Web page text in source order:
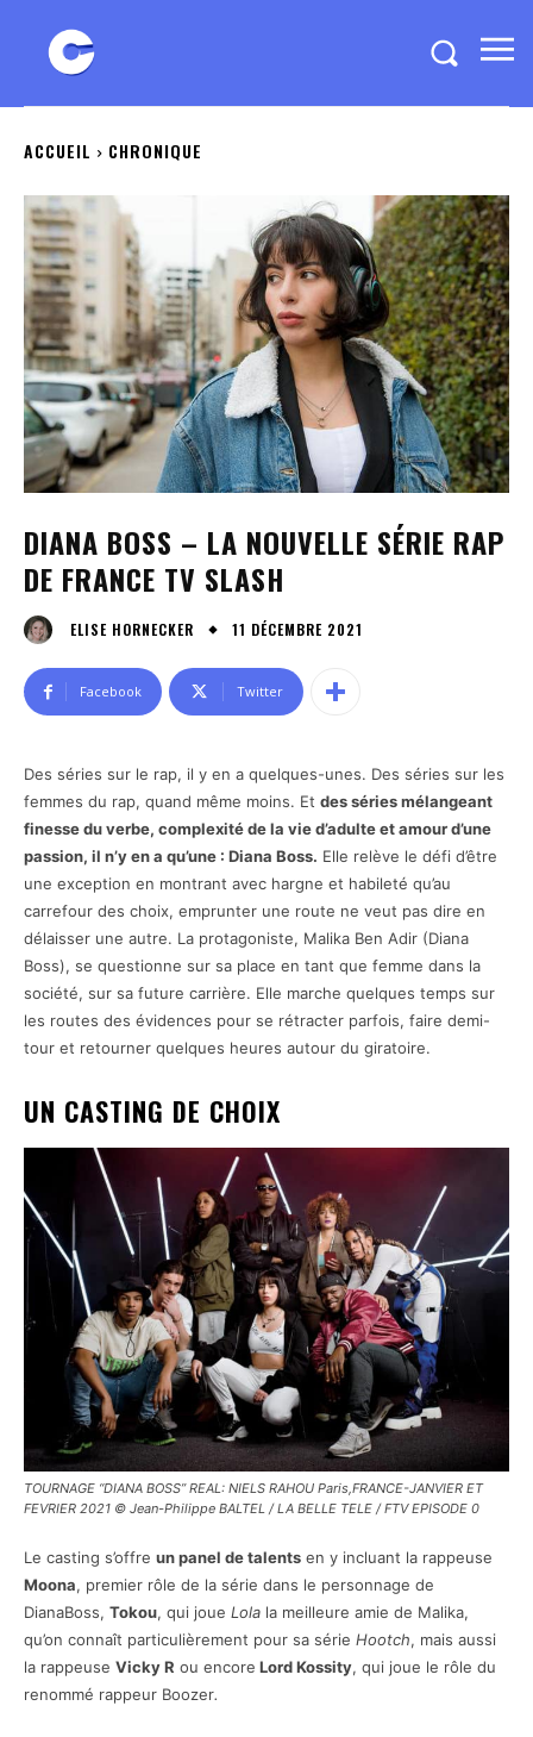
ACCUEIL CHRONIQUE
DIANA BOSS – LA NOUVELLE SÉRIE RAP
DE FRANCE TV SLASH
ELISE HORNECKER 11 DÉCEMBRE 2021
Facebook Twitter
Des séries sur le rap, il y en a quelques-unes. Des séries sur les
femmes du rap, quand même moins. Et des séries mélangeant
finesse du verbe, complexité de la vie d’adulte et amour d’une
passion, il n’y en a qu’une : Diana Boss. Elle relève le défi d’être
une exception en montrant avec hargne et habileté qu’au
carrefour des choix, emprunter une route ne veut pas dire en
délaisser une autre. La protagoniste, Malika Ben Adir (Diana
Boss), se questionne sur sa place en tant que femme dans la
société, sur sa future carrière. Elle marche quelques temps sur
les routes des évidences pour se rétracter parfois, faire demi-
tour et retourner quelques heures autour du giratoire.
UN CASTING DE CHOIX
TOURNAGE “DIANA BOSS” REAL: NIELS RAHOU Paris,FRANCE-JANVIER ET
FEVRIER 2021 © Jean-Philippe BALTEL / LA BELLE TELE / FTV EPISODE 0
Le casting s’offre un panel de talents en y incluant la rappeuse
Moona, premier rôle de la série dans le personnage de
DianaBoss, Tokou, qui joue Lola la meilleure amie de Malika,
qu’on connaît particulièrement pour sa série Hootch, mais aussi
la rappeuse Vicky R ou encore Lord Kossity, qui joue le rôle du
renommé rappeur Boozer.